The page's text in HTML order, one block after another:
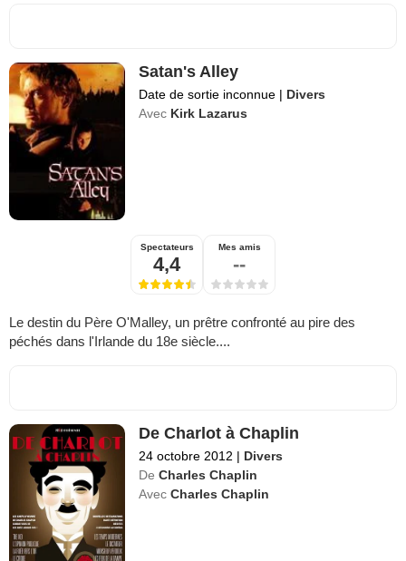
Satan's Alley
Date de sortie inconnue | Divers
Avec Kirk Lazarus
Spectateurs
4,4
Mes amis
--
Le destin du Père O'Malley, un prêtre confronté au pire des
péchés dans l'Irlande du 18e siècle....
De Charlot à Chaplin
24 octobre 2012 | Divers
De Charles Chaplin
Avec Charles Chaplin